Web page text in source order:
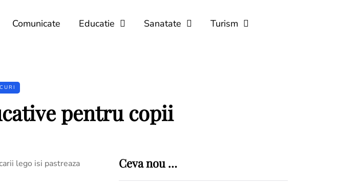
Comunicate Educatie Sanatate Turism
pentru copii
lego isi pastreaza
Ceva nou …